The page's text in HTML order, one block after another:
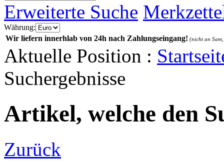
Erweiterte Suche
Währung:
Wir liefern innerhlab von 24h nach Zahlungseingang! (nicht an
Aktuelle Position :
Suchergebnisse
Artikel, welche den
Zurück